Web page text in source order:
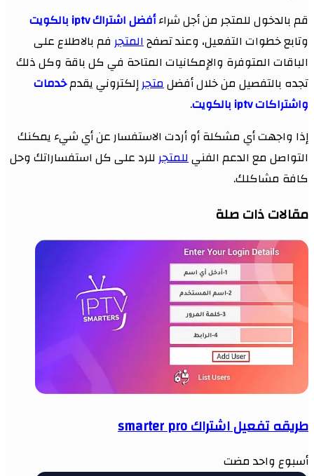
قم بالدخول للمتجر من أجل شراءأفضل اشتراك iptv بالكويت
وتابع خطوات التفعيل، وعند تصفحالمتجر فم بالاطلاع على
الباقات المتوفرة والإمكانيات المتاحة في كل باقة وكل ذلك
تجده بالتفصيل من خلال أفضلمتجرإلكتروني يقدمخدمات
واشتراكات iptv بالكويت
.
إذا واجهت أي مشكلة أو أردت الاستفسار عن أي شيء يمكنك
التواصل مع الدعم الفنيللمتجر للرد على كل استفساراتك وحل
كافة مشاكلك.
مقالات ذات صلة
طريقه تفعيل اشتراك smarter pro
أسبوع واحد مضت